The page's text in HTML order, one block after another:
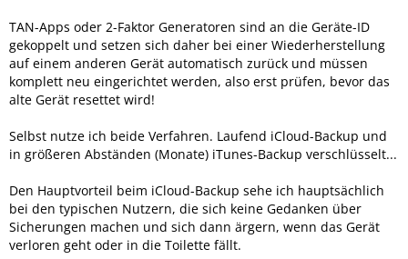
TAN-Apps oder 2-Faktor Generatoren sind an die Geräte-ID
gekoppelt und setzen sich daher bei einer Wiederherstellung
auf einem anderen Gerät automatisch zurück und müssen
komplett neu eingerichtet werden, also erst prüfen, bevor das
alte Gerät resettet wird!
Selbst nutze ich beide Verfahren. Laufend iCloud-Backup und
in größeren Abständen (Monate) iTunes-Backup verschlüsselt...
Den Hauptvorteil beim iCloud-Backup sehe ich hauptsächlich
bei den typischen Nutzern, die sich keine Gedanken über
Sicherungen machen und sich dann ärgern, wenn das Gerät
verloren geht oder in die Toilette fällt.